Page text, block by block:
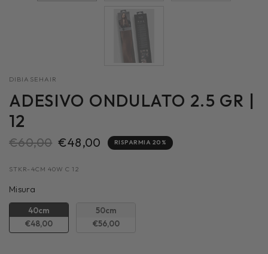
DIBIASEHAIR
ADESIVO ONDULATO 2.5 GR |
12
€60,00 €48,00 RISPARMIA 20%
STKR-4CM 40W C 12
Misura
40cm
€48,00
50cm
€56,00